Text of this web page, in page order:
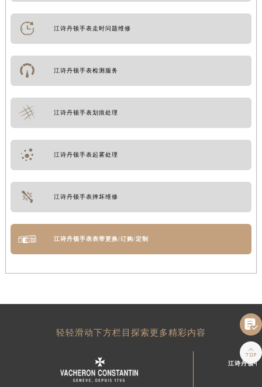
江诗丹顿手表走时问题维修
江诗丹顿手表检测服务
江诗丹顿手表划痕处理
江诗丹顿手表起雾处理
江诗丹顿手表摔坏维修
江诗丹顿手表表带更换/订购/定制
轻轻滑动下方栏目探索更多精彩内容
江诗丹顿中

